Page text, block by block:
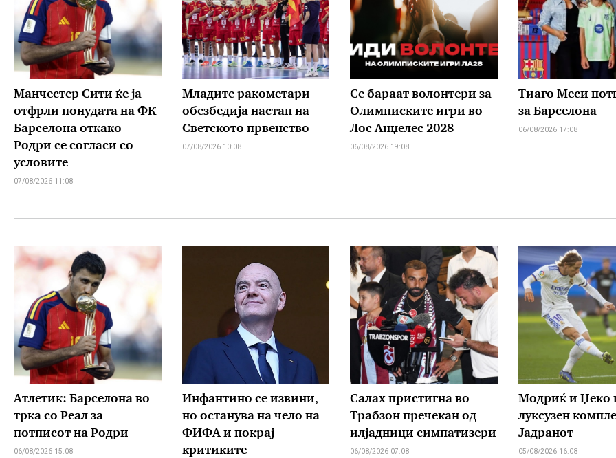
Манчестер Сити ќе ја
отфрли понудата на ФК
Барселона откако
Родри се согласи со
условите
07/08/2026 11:08
Младите ракометари
обезбедија настап на
Светското првенство
07/08/2026 10:08
Се бараат волонтери за
Олимписките игри во
Лос Анџелес 2028
06/08/2026 19:08
Тиаго Меси
за Барселона
06/08/2026 17:08
Атлетик: Барселона во
трка со Реал за
потписот на Родри
06/08/2026 15:08
Инфантино се извини,
но останува на чело на
ФИФА и покрај
критиките
Салах пристигна во
Трабзон пречекан од
илјадници симпатизери
06/08/2026 07:08
Модриќ и Џеко
луксузен
Јадранот
05/08/2026 16:08